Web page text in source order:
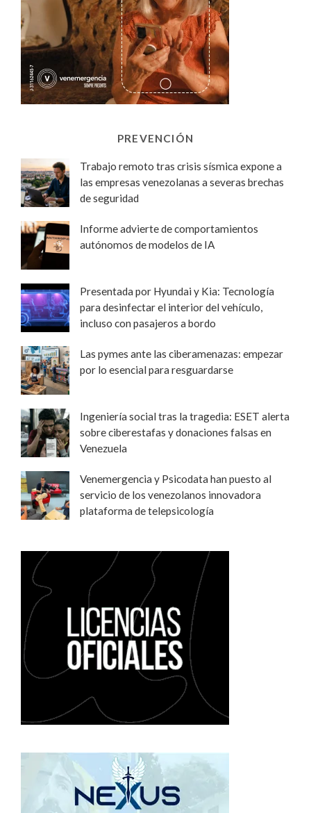
PREVENCIÓN
Trabajo remoto tras crisis sísmica expone a
las empresas venezolanas a severas brechas
de seguridad
Informe advierte de comportamientos
autónomos de modelos de IA
Presentada por Hyundai y Kia: Tecnología
para desinfectar el interior del vehículo,
incluso con pasajeros a bordo
Las pymes ante las ciberamenazas: empezar
por lo esencial para resguardarse
Ingeniería social tras la tragedia: ESET alerta
sobre ciberestafas y donaciones falsas en
Venezuela
Venemergencia y Psicodata han puesto al
servicio de los venezolanos innovadora
plataforma de telepsicología